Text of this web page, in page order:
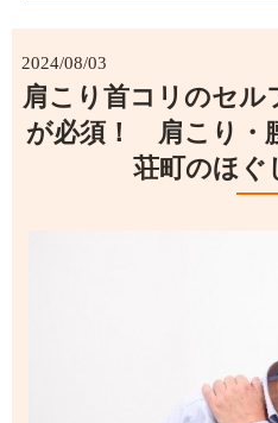
2024/08/03
肩こり首コリのセル
が必須！ 肩こり・
荘町のほぐ